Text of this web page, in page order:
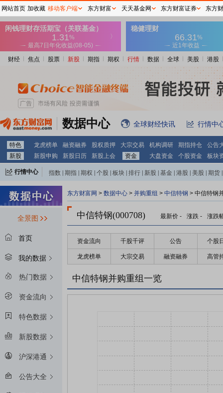
财经 焦点 股票 新股 期指 期权 行情 数据 全球 美股 港股
数据中心 全球财经快讯 行情中
特色 龙虎榜单 融资融券 股权质押 大宗交易 机构调研 期指持仓
公告
新股
新股申购 新股日历 新股上会 资金 大盘资金 个股资金 板块
行情中心 指数 期指 期权 个股 板块 排行 新股 基金 港股 美股 期货
全景图
首页
我的数据
热门数据
资金流向
特色数据
新股数据
沪深港通
公告大全
东方财富网 > 数据中心 > 并购重组 > 中信特钢 > 中信特钢
中信特钢(000708) 最新价 - 涨跌 - 涨跌
资金流向 千股千评 公告 个股
龙虎榜单 大宗交易 融资融券 高管
中信特钢并购重组一览
网站首页 加收藏 移动客户端 东方财富 天天基金网 东方财富证券 东方